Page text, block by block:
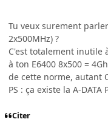
Tu veux surement
2x500MHz) ?
C'est totalement inutile
à ton E6400 8x500 =
de cette norme, autant
PS : ça existe la A-DATA
Citer